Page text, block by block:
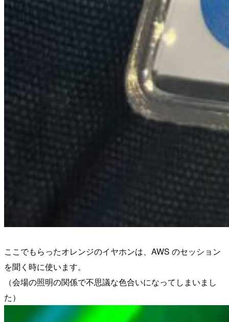
ここでもらったオレンジのイヤホンは、AWS のセッション
を聞く時に使います。
（会場の照明の関係で不思議な色合いになってしまいまし
た）